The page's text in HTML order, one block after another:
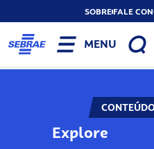
SOBREFALE
MENU
Explore